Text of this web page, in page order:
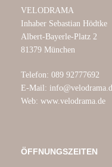
VELODRAMA
Inhaber Sebastian Hödtke
Albert-Bayerle-Platz 2
81379 München
Telefon: 089 92777692
E-Mail:
Web: www.velodrama.de
ÖFFNUNGSZEITEN